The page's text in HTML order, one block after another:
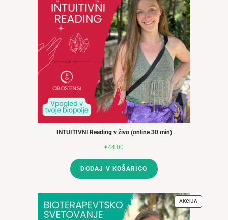
INTUITIVNI Reading v živo (online 30 min)
€44.00
DODAJ V KOŠARICO
AKCIJAIZDELKI